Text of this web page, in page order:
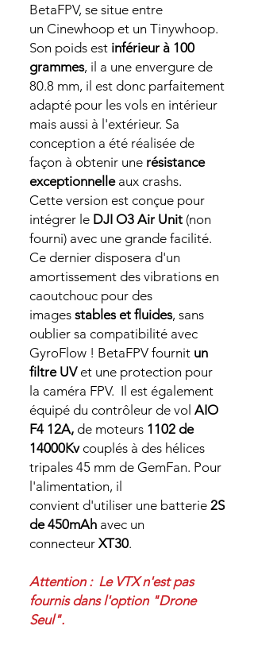
BetaFPV, se situe entre
un Cinewhoop et un Tinywhoop.
Son poids est inférieur à 100
grammes, il a une envergure de
80.8 mm, il est donc parfaitement
adapté pour les vols en intérieur
mais aussi à l'extérieur. Sa
conception a été réalisée de
façon à obtenir une résistance
exceptionnelleaux crashs.
Cette version est conçue pour
intégrer le DJI O3 Air Unit (non
fourni) avec une grande facilité.
Ce dernier disposera d'un
amortissement des vibrations en
caoutchouc pour des
images stables et fluides, sans
oublier sa compatibilité avec
GyroFlow ! BetaFPV fournit un
filtre UVet une protection pour
la caméra FPV. Il est également
équipé du contrôleur de vol AIO
F4 12A, de moteurs 1102 de
14000Kvcouplés à des hélices
tripales 45 mm de GemFan. Pour
l'alimentation, il
convient d'utiliser une batterie 2S
de 450mAh avec un
connecteur XT30.
Attention : Le VTX n'est pas
fournis dans l'option "Drone
Seul".